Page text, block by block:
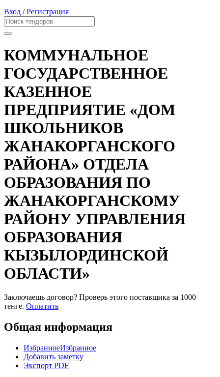
Вход /Регистрация
КОММУНАЛЬНОЕ
ГОСУДАРСТВЕННОЕ
КАЗЕННОЕ
ПРЕДПРИЯТИЕ «ДОМ
ШКОЛЬНИКОВ
ЖАНАКОРГАНСКОГО
РАЙОНА» ОТДЕЛА
ОБРАЗОВАНИЯ ПО
ЖАНАКОРГАНСКОМУ
РАЙОНУ УПРАВЛЕНИЯ
ОБРАЗОВАНИЯ
КЫЗЫЛОРДИНСКОЙ
ОБЛАСТИ»
Заключаешь договор? Проверь этого поставщика за 1000
тенге. Оплатить
Общая информация
ИзбранноеИзбранное
Добавить заметку
Экспорт PDF